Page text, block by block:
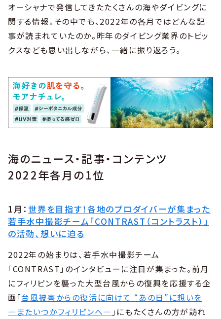
オーシャナで発信してきたたくさんの海やダイビングに
関する情報。その中でも、2022年の各月ではどんな記
事が読まれていたのか。昨年のダイビング業界のトピッ
クスなども思い出しながら、一緒に振り返ろう。
海のニュース・記事・コンテンツ
2022年各月の1位
1月：世界を目指す！各地のプロダイバーが集まった
若手水中撮影チーム「CONTRAST（コントラスト）」
の活動、想いに迫る
2022年の始まりは、若手水中撮影チーム
「CONTRAST」のインタビューに注目が集まった。前月
にフィリピンを襲った大型台風からの復興を応援する企
画「台風被害からの復活に向けて “あの日”に想いを
―またいつかフィリピンへ―」にもたくさんの方が訪れ